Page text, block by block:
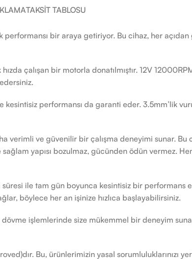
TAKSIT TABLOSU
performansı bir araya getiriyor. Bu cihaz, her
çalışan bir motorla donatılmıştır. 12V
kesintisiz performansı da garanti eder. 3.5mm’lik
verimli ve güvenilir bir çalışma deneyimi sunar.
yapısı bozulmaz, gücünden ödün vermez.
ile tam gün boyunca kesintisiz bir performans
böylece her an işinize hızlıca başlayabilirsiniz.
işlemlerinde size mükemmel bir deneyim
Bu, ürünlerimizin yasal sorumluluklarınızı